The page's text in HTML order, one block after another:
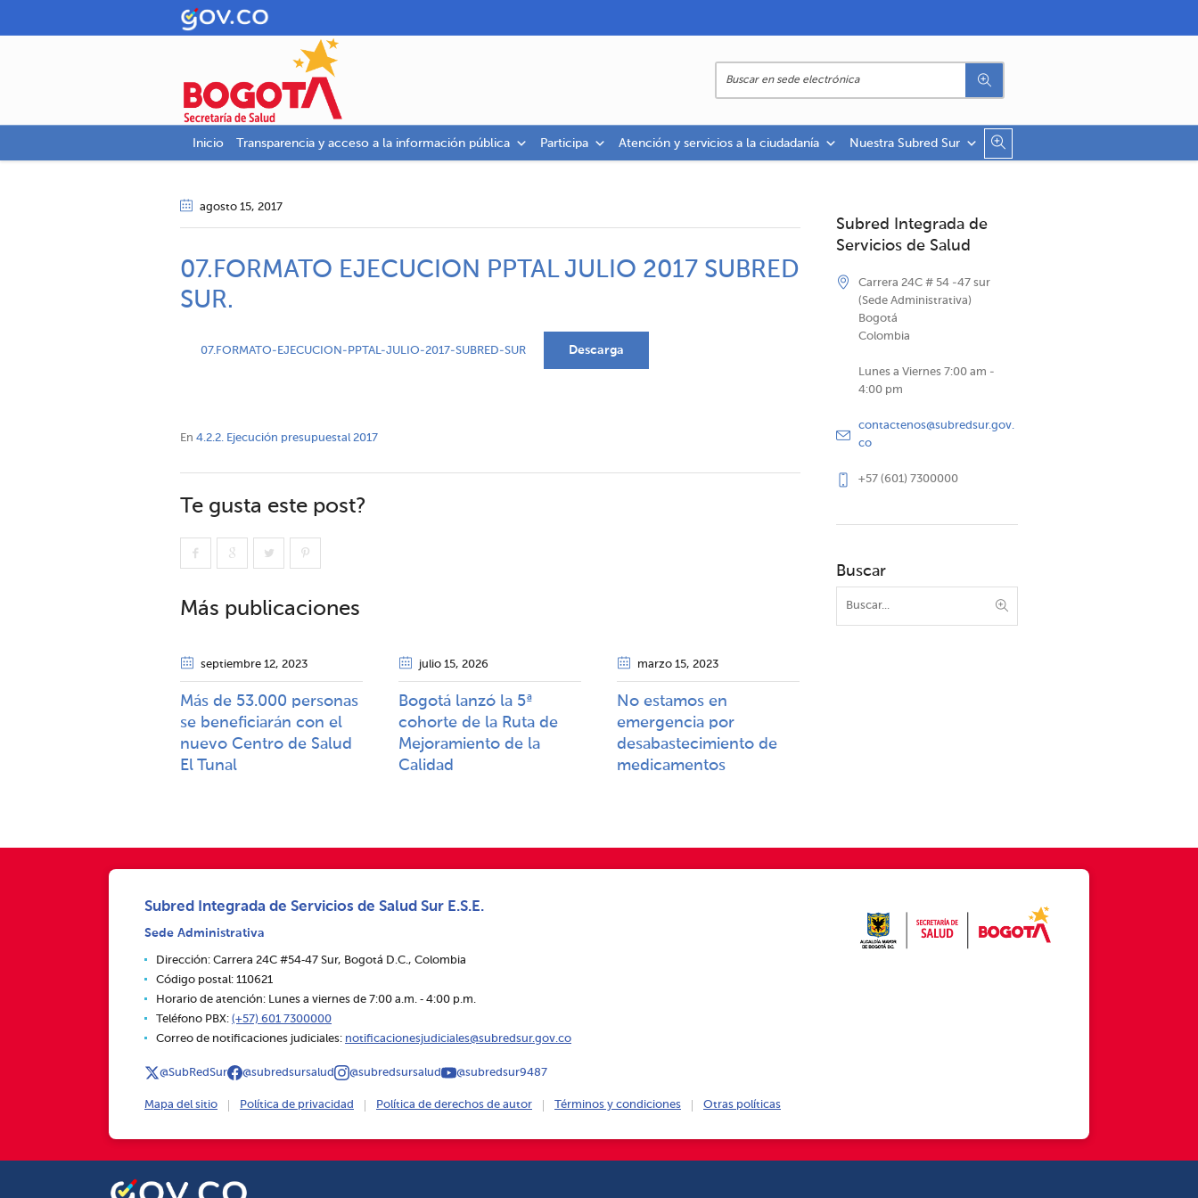
Inicio Transparencia y acceso a la información pública Participa Atención y servicios a la ciudadanía Nuestra Subred Sur
agosto 15, 2017
07.FORMATO EJECUCION PPTAL JULIO 2017 SUBRED
SUR.
07.FORMATO-EJECUCION-PPTAL-JULIO-2017-SUBRED-SUR Descarga
En 4.2.2. Ejecución presupuestal 2017
Te gusta este post?
Más publicaciones
septiembre 12, 2023
Más de 53.000 personas
se beneficiarán con el
nuevo Centro de Salud
El Tunal
julio 15, 2026
Bogotá lanzó la 5ª
cohorte de la Ruta de
Mejoramiento de la
Calidad​​
marzo 15, 2023
No estamos en
emergencia por
desabastecimiento de
medicamentos
Subred Integrada de
Servicios de Salud
Carrera 24C # 54 -47 sur
(Sede Administrativa)
Bogotá
Colombia
Lunes a Viernes 7:00 am -
4:00 pm
contactenos@subredsur.gov.
co
+57 (601) 7300000
Buscar
Subred Integrada de Servicios de Salud Sur E.S.E.
Sede Administrativa
Dirección: Carrera 24C #54‑47 Sur, Bogotá D.C., Colombia
Código postal: 110621
Horario de atención: Lunes a viernes de 7:00 a.m. ‑ 4:00 p.m.
Teléfono PBX: (+57) 601 7300000
Correo de notificaciones judiciales: notificacionesjudiciales@subredsur.gov.co
@SubRedSur @subredsursalud @subredsursalud @subredsur9487
Mapa del sitio Política de privacidad Política de derechos de autor Términos y condiciones Otras políticas